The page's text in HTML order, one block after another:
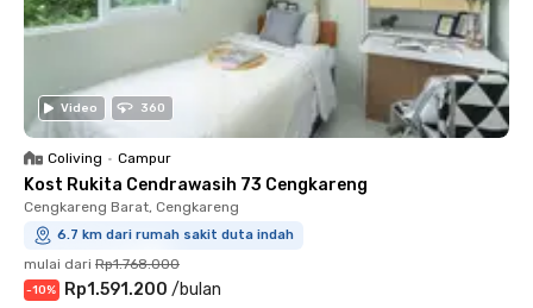
Video 360
Coliving • Campur
Kost Rukita Cendrawasih 73 Cengkareng
Cengkareng Barat, Cengkareng
6.7 km dari rumah sakit duta indah
mulai dari Rp1.768.000
-10% Rp1.591.200 /bulan